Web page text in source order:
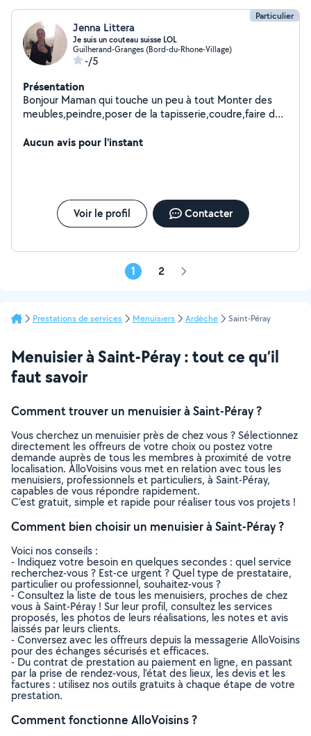
Particulier
Jenna Littera
Je suis un couteau suisse LOL
Guilherand-Granges (Bord-du-Rhone-Village)
-/5
Présentation
Bonjour Maman qui touche un peu à tout Monter des
meubles,peindre,poser de la tapisserie,coudre,faire des
nettoyer tapis matelas,canapé,four,joint etc petits
Aucun avis pour l'instant
Voir le profil Contacter
1 2 Page
Prestations de services Menuisiers Ardèche Saint-Péray
Menuisier à Saint-Péray : tout ce qu’il
faut savoir
Comment trouver un menuisier à Saint-Péray ?
Vous cherchez un menuisier près de chez vous ? Sélectionnez
directement les offreurs de votre choix ou postez votre
demande auprès de tous les membres à proximité de votre
localisation. AlloVoisins vous met en relation avec tous les
menuisiers, professionnels et particuliers, à Saint-Péray,
capables de vous répondre rapidement.
C’est gratuit, simple et rapide pour réaliser tous vos projets !
Comment bien choisir un menuisier à Saint-Péray ?
Voici nos conseils :
- Indiquez votre besoin en quelques secondes : quel service
recherchez-vous ? Est-ce urgent ? Quel type de prestataire,
particulier ou professionnel, souhaitez-vous ?
- Consultez la liste de tous les menuisiers, proches de chez
vous à Saint-Péray ! Sur leur profil, consultez les services
proposés, les photos de leurs réalisations, les notes et avis
laissés par leurs clients.
- Conversez avec les offreurs depuis la messagerie AlloVoisins
pour des échanges sécurisés et efficaces.
- Du contrat de prestation au paiement en ligne, en passant
par la prise de rendez-vous, l’état des lieux, les devis et les
factures : utilisez nos outils gratuits à chaque étape de votre
prestation.
Comment fonctionne AlloVoisins ?